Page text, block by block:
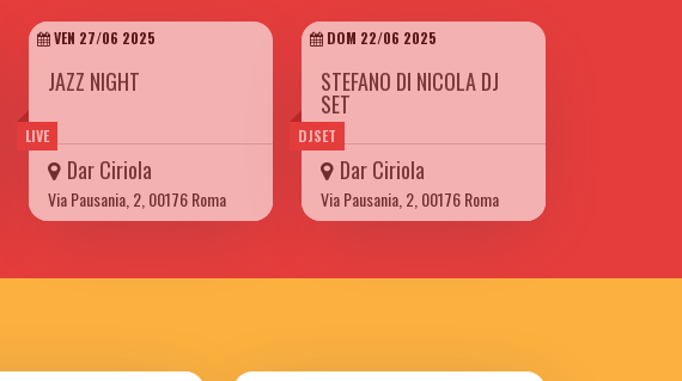
LIVE
VEN 27/06 2025
JAZZ NIGHT
Dar Ciriola
Via Pausania, 2, 00176 Roma
DJSET
DOM 22/06 2025
STEFANO DI NICOLA DJ
SET
Dar Ciriola
Via Pausania, 2, 00176 Roma